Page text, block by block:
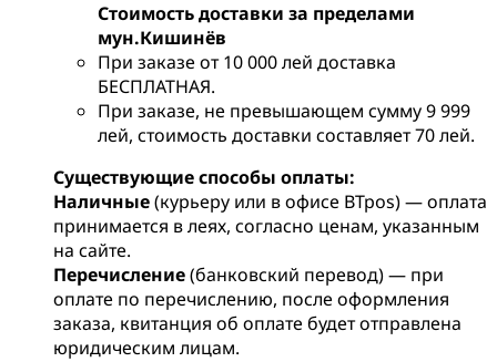
Стоимость доставки за пределами
мун.Кишинёв
При заказе от 10 000 лей доставка
БЕСПЛАТНАЯ.
При заказе, не превышающем сумму 9 999
лей, стоимость доставки составляет 70 лей.
Существующие способы оплаты:
Наличные(курьеру или в офисе BTpos) — оплата
принимается в леях, согласно ценам, указанным
на сайте.
Перечисление(банковский перевод) — при
оплате по перечислению, после оформления
заказа, квитанция об оплате будет отправлена
юридическим лицам.